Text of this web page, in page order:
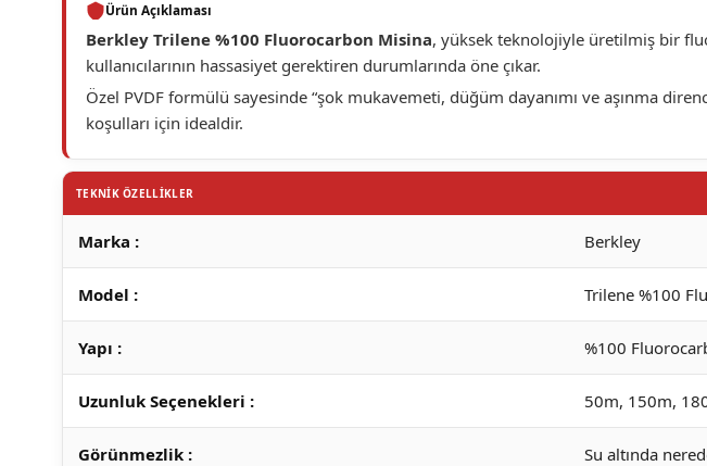
Ürün Açıklaması
Berkley Trilene %100 Fluorocarbon Misina, yüksek teknolojiyle üretilmiş bir
kullanıcılarının hassasiyet gerektiren durumlarında öne çıkar.
Özel PVDF formülü sayesinde “şok mukavemeti, düğüm dayanımı ve aşınma
koşulları için idealdir.
TEKNİK ÖZELLİKLER
Marka : Berkley
Model : Trilene %100
Yapı : %100
Uzunluk Seçenekleri : 50m, 150m,
Görünmezlik : Su altında